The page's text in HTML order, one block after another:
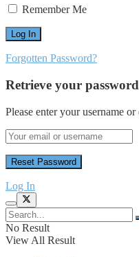
Remember Me
Forgotten Password?
Retrieve your password
Please enter your username
Log In
No Result
View All Result